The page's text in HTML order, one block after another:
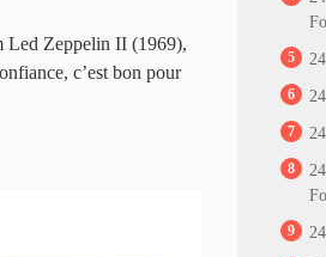
Led Zeppelin II (1969),
c’est bon pour
5
6
7
8
9